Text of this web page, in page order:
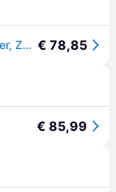
Nintendo Pro Controller (Switch 2), Controller, Zwart € 78,85
€ 85,99